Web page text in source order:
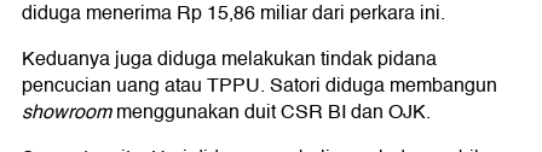
diduga menerima Rp 15,86 miliar dari perkara ini.
Keduanya juga diduga melakukan tindak pidana
pencucian uang atau TPPU. Satori diduga membangun
showroommenggunakan duit CSR BI dan OJK.